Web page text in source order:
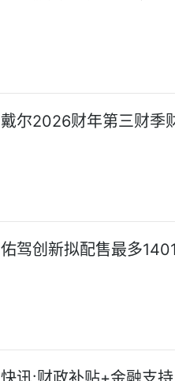
戴尔2026财年第三财季
佑驾创新拟配售最多